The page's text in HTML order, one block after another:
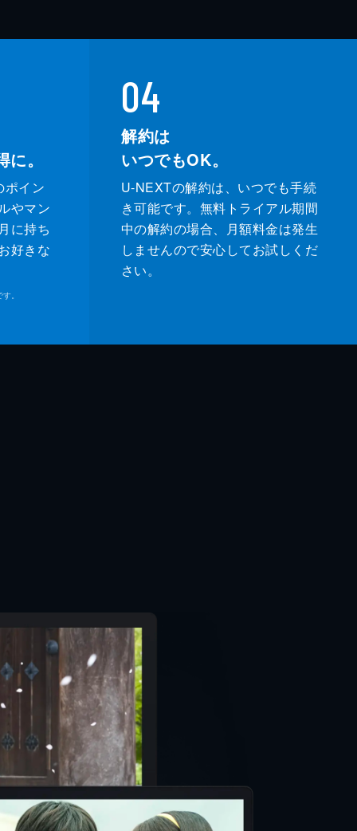
。
ポイン
やマン
に持ち
好きな
。
04
解約は
いつでもOK。
U-NEXTの解約は、いつでも手続
き可能です。無料トライアル期間
中の解約の場合、月額料金は発生
しませんので安心してお試しくだ
さい。